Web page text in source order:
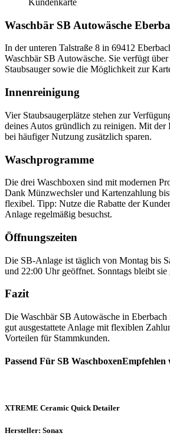
Kundenkarte
Waschbär SB Autowäsche
In der unteren Talstraße 8 in 69412
Waschbär SB Autowäsche. Sie verfügt
Staubsauger sowie die Möglichkeit zur
Innenreinigung
Vier Staubsaugerplätze stehen zur
deines Autos gründlich zu reinigen. Mit der
bei häufiger Nutzung zusätzlich sparen.
Waschprogramme
Die drei Waschboxen sind mit modernen
Dank Münzwechsler und Kartenzahlung
flexibel. Tipp: Nutze die Rabatte der
Anlage regelmäßig besuchst.
Öffnungszeiten
Die SB-Anlage ist täglich von Montag bis
und 22:00 Uhr geöffnet. Sonntags bleibt sie
Fazit
Die Waschbär SB Autowäsche in Eberbach
gut ausgestattete Anlage mit flexiblen
Vorteilen für Stammkunden.
Passend Für SB
XTREME Ceramic Quick Detailer
Hersteller: Sonax